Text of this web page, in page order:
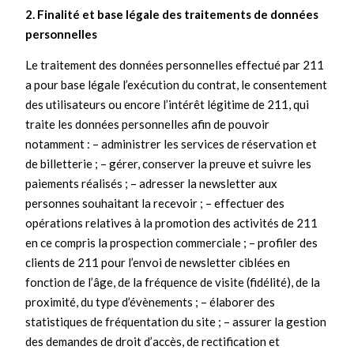
2. Finalité et base légale des traitements de données
personnelles
Le traitement des données personnelles effectué par 211
a pour base légale l’exécution du contrat, le consentement
des utilisateurs ou encore l’intérêt légitime de 211, qui
traite les données personnelles afin de pouvoir
notamment : – administrer les services de réservation et
de billetterie ; – gérer, conserver la preuve et suivre les
paiements réalisés ; – adresser la newsletter aux
personnes souhaitant la recevoir ; – effectuer des
opérations relatives à la promotion des activités de 211
en ce compris la prospection commerciale ; – profiler des
clients de 211 pour l’envoi de newsletter ciblées en
fonction de l’âge, de la fréquence de visite (fidélité), de la
proximité, du type d’évènements ; – élaborer des
statistiques de fréquentation du site ; – assurer la gestion
des demandes de droit d’accès, de rectification et